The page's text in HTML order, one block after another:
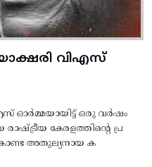
വിഎസ്
ഓർമ്മയായിട്ട് ഒരു വർഷം
കേരളത്തിന്റെ പ്ര
അതുല്യനായ ക